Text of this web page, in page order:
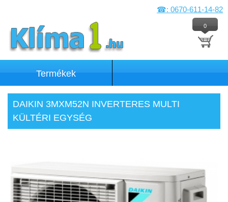
☎: 0670-611-14-82
0
Termékek
DAIKIN 3MXM52N INVERTERES MULTI
KÜLTÉRI EGYSÉG